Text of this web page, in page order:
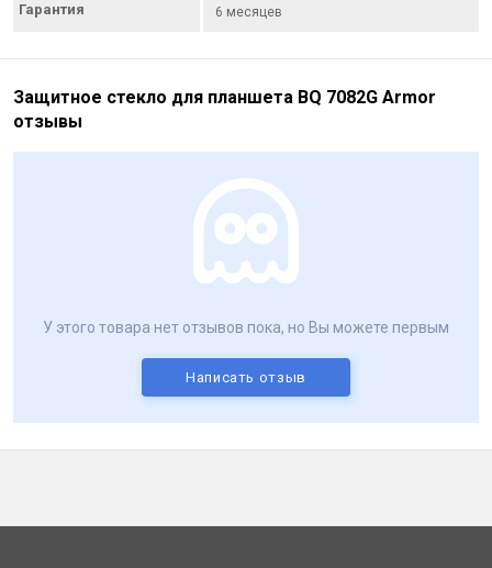
Гарантия 6 месяцев
Защитное стекло для планшета BQ 7082G Armor
отзывы
У этого товара нет отзывов пока, но Вы можете первым
Написать отзыв